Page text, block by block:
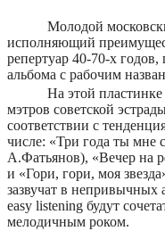
Молодой
исполняющий
репертуар 40-70-х
альбома с рабочим
На этой
мэтров советской
соответствии с
числе: «Три года ты мне
А.Фатьянов), «Вечер на
и «Гори, гори, моя
зазвучат в непривычных
easy listening будут
мелодичным роком.